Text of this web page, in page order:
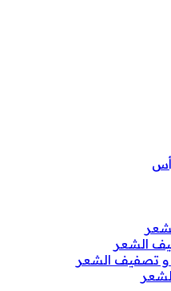
الشعر
و تصفيف الشعر